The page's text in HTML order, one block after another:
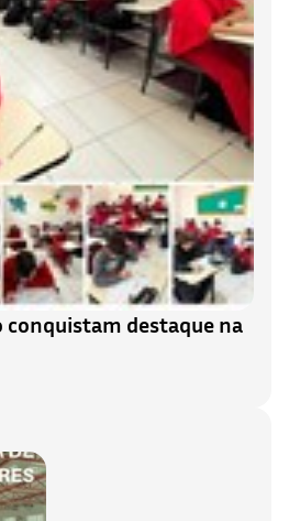
conquistam destaque na